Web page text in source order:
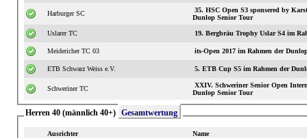
Harburger SC
35. HSC Open S3 sponsered by
Dunlop Senior Tour
Uslarer TC 19. Bergbräu Trophy Uslar S4 im
Meidericher TC 03 its-Open 2017 im Rahmen der
ETB Schwarz Weiss e.V. 5. ETB Cup S5 im Rahmen der
Schweriner TC
XXIV. Schweriner Senior Open International S3 im
Dunlop Senior Tour
Herren 40 (männlich 40+) Gesamtwertung
Ausrichter Name